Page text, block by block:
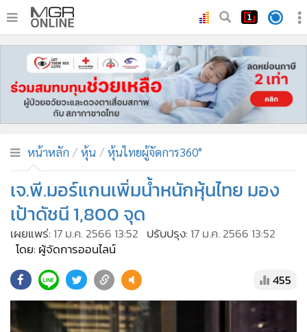
หน้าหลัก
ทันเหตุการณ์
• ภาคใต้
• บันเทิง
ผู้จัดการรายวัน
• คอลัมนิสต์
• ละคร
CbizReview
• ผู้จัดกวน
Good health & Well-being
• Green Innovation & SD
หน้าหลัก หุ้น หุ้นไทยผู้จัดการ360°
เจ.พี.มอร์แกนเพิ่มน้ำหนักหุ้นไทย มอง
เป้าดัชนี 1,800 จุด
เผยแพร่: 17 ม.ค. 2566 13:52 ปรับปรุง: 17 ม.ค. 2566 13:52
โดย: ผู้จัดการออนไลน์
455